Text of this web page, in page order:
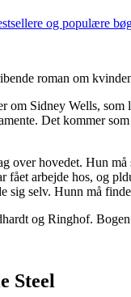
og populære
roman om
om Sidney Wells, som
Det kommer
over hovedet. Hun
fået arbejde hos, og
sig selv. Hunn må
og Ringhof. Bogen
Steel